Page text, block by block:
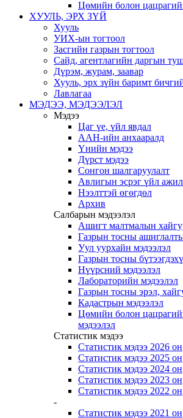
Цөмийн болон
ХУУЛЬ, ЭРХ ЗҮЙ
Хууль
УИХ-ын тогтоол
Засгийн газрын тогтоол
Сайд, агентлагийн даргын
Дүрэм, журам, заавар
Хууль, эрх зүйн баримт
Лавлагаа
МЭДЭЭ, МЭДЭЭЛЭЛ
Мэдээ
Цаг үе, үйл явдал
ААН-ийн анхааралд
Үнийн мэдээ
Дүрст мэдээ
Сонгон шалгаруулалт
Авлигын эсрэг үйл
Нээлттэй өгөгдөл
Архив
Салбарын мэдээлэл
Ашигт малтмалын
Газрын тосны
Уул уурхайн мэдээлэл
Газрын тосны
Нүүрсний мэдээлэл
Лабораторийн мэдээлэл
Газрын тосны эрэл,
Кадастрын мэдээлэл
Цөмийн болон
мэдээлэл
Статистик мэдээ
Статистик мэдээ 2026 он
Статистик мэдээ 2025 он
Статистик мэдээ 2024 он
Статистик мэдээ 2023 он
Статистик мэдээ 2022 он
-
Статистик мэдээ 2021 он